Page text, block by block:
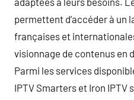
permettent d’accéder à un
françaises et
visionnage de contenus en
Parmi les services
IPTV Smarters et Iron IPTV